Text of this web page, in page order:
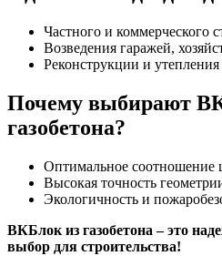
Частного и коммерческого
Возведения гаражей,
Реконструкции и
Почему выбирают
газобетона?
Оптимальное соотношение
Высокая точность
Экологичность и
ВКБлок из газобетона – это
выбор для строительства!